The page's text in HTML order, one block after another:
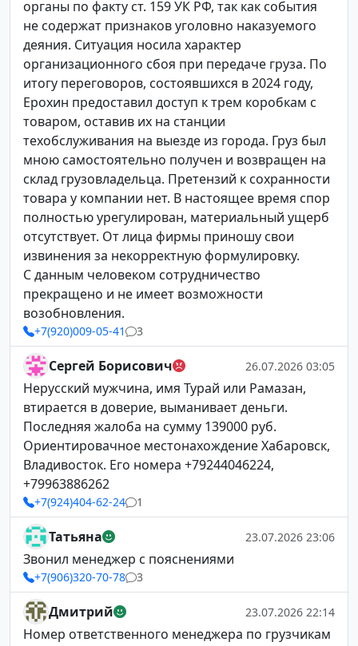
органы по факту ст. 159 УК РФ, так как события
не содержат признаков уголовно наказуемого
деяния. Ситуация носила характер
организационного сбоя при передаче груза. По
итогу переговоров, состоявшихся в 2024 году,
Ерохин предоставил доступ к трем коробкам с
товаром, оставив их на станции
техобслуживания на выезде из города. Груз был
мною самостоятельно получен и возвращен на
склад грузовладельца. Претензий к сохранности
товара у компании нет. В настоящее время спор
полностью урегулирован, материальный ущерб
отсутствует. От лица фирмы приношу свои
извинения за некорректную формулировку.
С данным человеком сотрудничество
прекращено и не имеет возможности
возобновления.
+7(920)009-05-41 3
Сергей Борисович 26.07.2026 03:05
Нерусский мужчина, имя Турай или Рамазан,
втирается в доверие, выманивает деньги.
Последняя жалоба на сумму 139000 руб.
Ориентировачное местонахождение Хабаровск,
Владивосток. Его номера +79244046224,
+79963886262
+7(924)404-62-24 1
Татьяна 23.07.2026 23:06
Звонил менеджер с пояснениями
+7(906)320-70-78 3
Дмитрий 23.07.2026 22:14
Номер ответственного менеджера по грузчикам